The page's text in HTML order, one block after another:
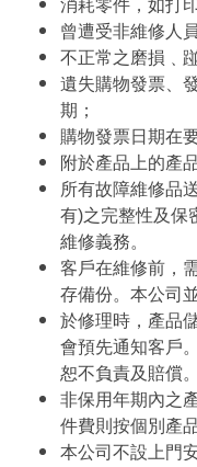
消耗零件，如打
曾遭受非維修人
不正常之磨損﹑
遺失購物發票、
期；
購物發票日期在
附於產品上的產
所有故障維修品
有)之完整性及保
維修義務。
客戶在維修前，
存備份。本公司
於修理時，產品
會預先通知客戶
恕不負責及賠償。
非保用年期內之
件費則按個別產
本公司不設上門